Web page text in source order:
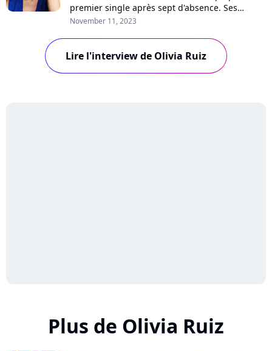
premier single après sept d'absence. Ses
romans à succès, son nouvel album, son
Academy"... Interview avec l'artiste !
November 11, 2023
Lire l'interview de Olivia Ruiz
Plus de Olivia Ruiz